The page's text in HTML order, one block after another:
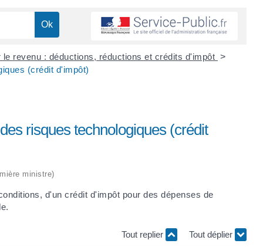
le revenu : déductions, réductions et crédits d'impôt >
(crédit d'impôt)
risques technologiques (crédit
ministre)
d'un crédit d'impôt pour des dépenses de
Tout replier Tout déplier